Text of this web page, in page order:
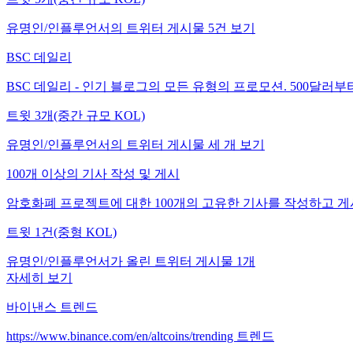
유명인/인플루언서의 트위터 게시물 5건 보기
BSC 데일리
BSC 데일리 - 인기 블로그의 모든 유형의 프로모션. 500달러부
트윗 3개(중간 규모 KOL)
유명인/인플루언서의 트위터 게시물 세 개 보기
100개 이상의 기사 작성 및 게시
암호화폐 프로젝트에 대한 100개의 고유한 기사를 작성하고 게
트윗 1건(중형 KOL)
유명인/인플루언서가 올린 트위터 게시물 1개
자세히 보기
바이낸스 트렌드
https://www.binance.com/en/altcoins/trending 트렌드